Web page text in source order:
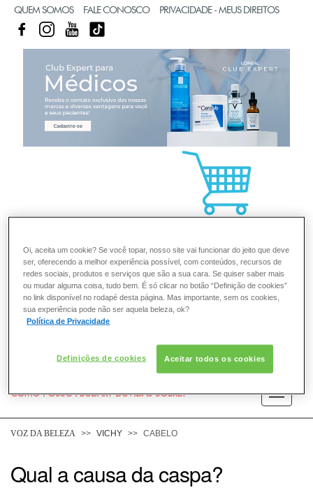
QUEM SOMOS FALE CONOSCO PRIVACIDADE - MEUS DIREITOS
FACEBOOKINSTAGRAM
YOUTUBE
COMO POSSO AJUDAR? DÚVIDAS SOBRE:
VOZ DA BELEZA VICHY CABELO
Qual a causa da caspa?
Oi, aceita um cookie? Se você topar, nosso site vai funcionar do jeito que deve
ser, oferecendo a melhor experiência possível, com conteúdos, recursos de
redes sociais, produtos e serviços que são a sua cara. Se quiser saber mais
ou mudar alguma coisa, tudo bem. É só clicar no botão “Definição de cookies”
no link disponível no rodapé desta página. Mas importante, sem os cookies,
sua experiência pode não ser aquela beleza, ok?
Política de Privacidade
Definições de cookies Aceitar todos os cookies